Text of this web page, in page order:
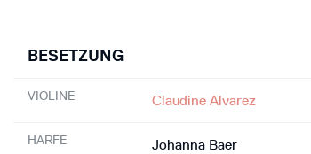
BESETZUNG
VIOLINE Claudine Alvarez
HARFE Johanna Baer